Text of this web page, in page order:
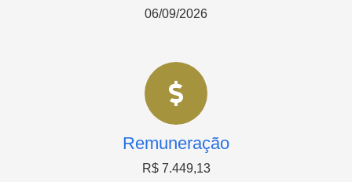
06/09/2026
Remuneração
R$ 7.449,13